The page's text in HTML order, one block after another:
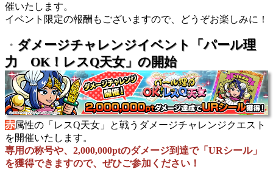
催いたします。
イベント限定の報酬もございますので、どうぞお楽しみに！
・ ダメージチャレンジイベント「パール理
力 OK！レスQ天女」の開始
赤属性の「レスQ天女」と戦うダメージチャレンジクエスト
を開催いたします。
専用の称号や、2,000,000ptのダメージ到達で「URシール」
を獲得できますので、ぜひご参加ください！